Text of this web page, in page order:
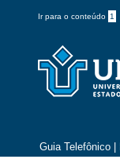
Ir para o conteúdo 1
Guia Telefônico